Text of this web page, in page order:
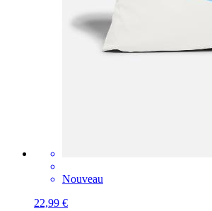
Nouveau
22,99 €